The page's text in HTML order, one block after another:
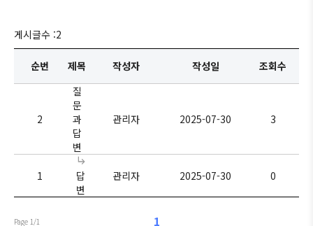
게시글수 :2
순번 제목 작성자 작성일 조회수
2
질
문
과
답
변
관리자 2025-07-30 3
1
답
변
관리자 2025-07-30 0
Page 1/1 1